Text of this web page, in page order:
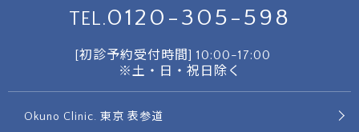
TEL.0120-305-598
[初診予約受付時間] 10:00-17:00
※土・日・祝日除く
Okuno Clinic. 東京 表参道